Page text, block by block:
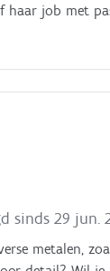
job met
sinds 29 jun.
metalen,